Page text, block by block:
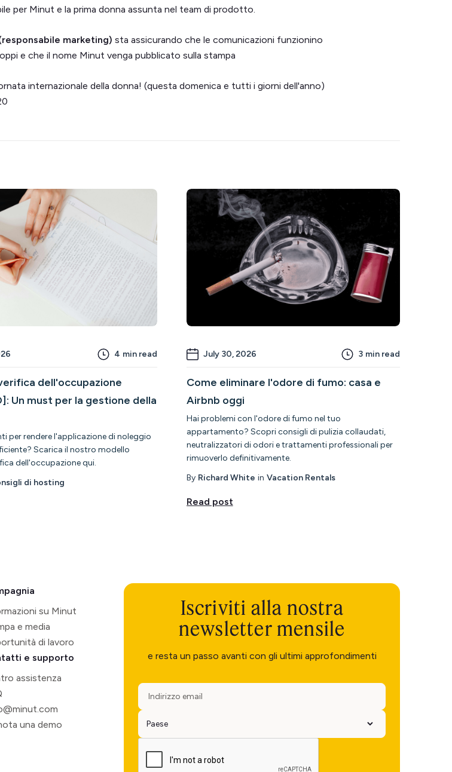
per Minut e la prima donna assunta nel team di prodotto.
marketing) sta assicurando che le comunicazioni funzionino
e che il nome Minut venga pubblicato sulla stampa
internazionale della donna! (questa domenica e tutti i giorni dell'anno)
4 min read
dell'occupazione
Un must per la gestione della
per rendere l'applicazione di noleggio
Scarica il nostro modello
dell'occupazione qui.
di hosting
July 30, 2026 3 min read
Come eliminare l'odore di fumo: casa e
Airbnb oggi
Hai problemi con l'odore di fumo nel tuo
appartamento? Scopri consigli di pulizia collaudati,
neutralizzatori di odori e trattamenti professionali per
rimuoverlo definitivamente.
By Richard White in Vacation Rentals
Read post
su Minut
e media
di lavoro
e supporto
assistenza
una demo
Iscriviti alla nostra
newsletter mensile
e resta un passo avanti con gli ultimi approfondimenti